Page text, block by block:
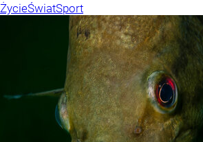
ŻycieŚwiatSport